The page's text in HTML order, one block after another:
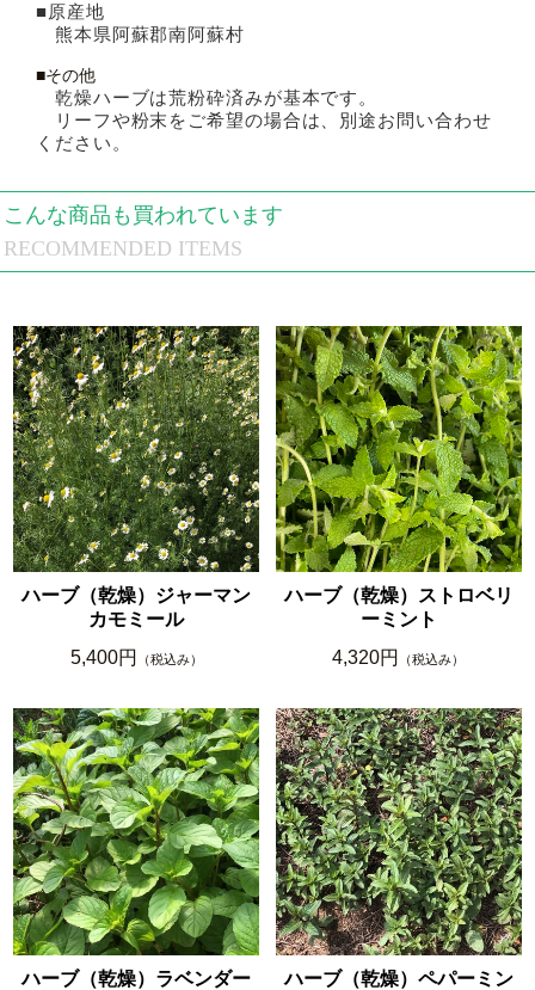
■原産地
熊本県阿蘇郡南阿蘇村
■その他
乾燥ハーブは荒粉砕済みが基本です。
リーフや粉末をご希望の場合は、別途お問い合わせ
ください。
RECOMMENDED ITEMS
こんな商品も買われています
ハーブ（乾燥）ジャーマン
カモミール
5,400円
（税込み）
ハーブ（乾燥）ストロベリ
ーミント
4,320円
（税込み）
ハーブ（乾燥）ラベンダー
ハーブ（乾燥）ペパーミン